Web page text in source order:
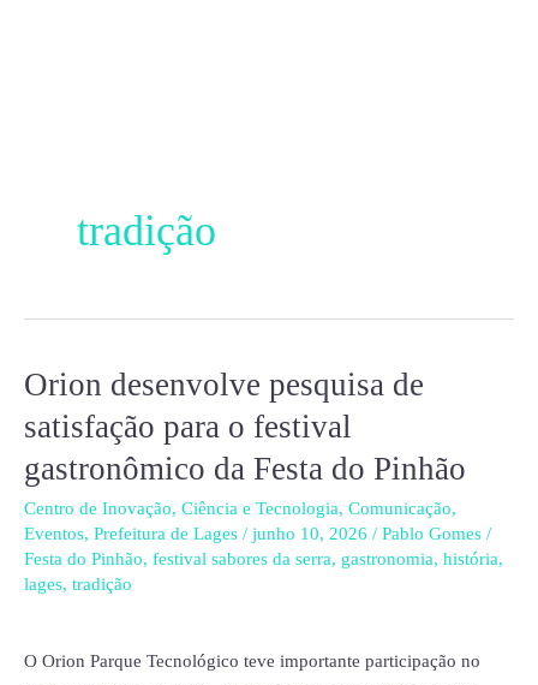
tradição
Orion desenvolve pesquisa de
satisfação para o festival
gastronômico da Festa do Pinhão
Centro de Inovação, Ciência e Tecnologia, Comunicação,
Eventos, Prefeitura de Lages / junho 10, 2026 / Pablo Gomes /
Festa do Pinhão, festival sabores da serra, gastronomia, história,
lages, tradição
O Orion Parque Tecnológico teve importante participação no
Orion
desenvolve
pesquisa
de
satisfação
para
da